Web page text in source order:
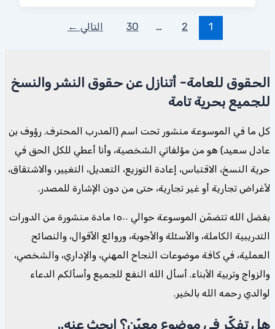
1
2
…
30 التالي ←
الحقوق للعامة- أتنازل عن حقوق النشر والنسخ
للجميع بحرية تامة
كل ما في الموسوعة منشور تحت اسم (المدرب المحترف. رؤوف بن
عادل سعيد) هو من مؤلفاتي الشخصية، وأنا أعطي للكل الحق في
حرية النسخ، الاقتباس، إعادة التوزيع، التعديل، التغيير، والاشتقاق،
لأغراض تجارية أو غير تجارية، حتى من دون الإشارة للمصدر.
بفضل الله تتضمّن الموسوعة حوالي ١٥٠٠ مادة منشورة من الدورات
التدريبية الكاملة، والأسئلة والأجوبة، وروائع الأقوال، والنصائح
العملية، في كافة موضوعات النجاح المهني، والإداري، والشخصي،
والزواج وتربية الأبناء. أسأل الله النفع للجميع وأسألكم الدعاء
لوالدي رحمه الله بالخير.
هل تفكّر في موضوع معيّن؟ ابحث عنه..